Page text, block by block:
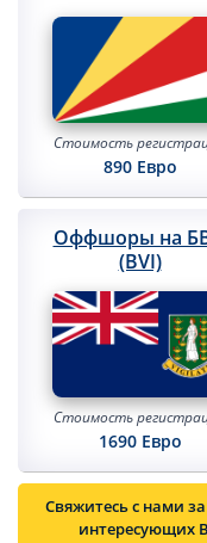
Стоимость
890 Евро
Оффшоры на
(BVI)
Стоимость
1690 Евро
Свяжитесь с нами
интересующих